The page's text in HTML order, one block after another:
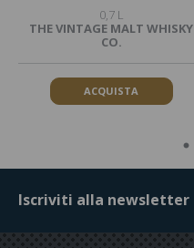
0,7 L
THE VINTAGE MALT WHISKY
CO.
ACQUISTA
Iscriviti alla newsletter